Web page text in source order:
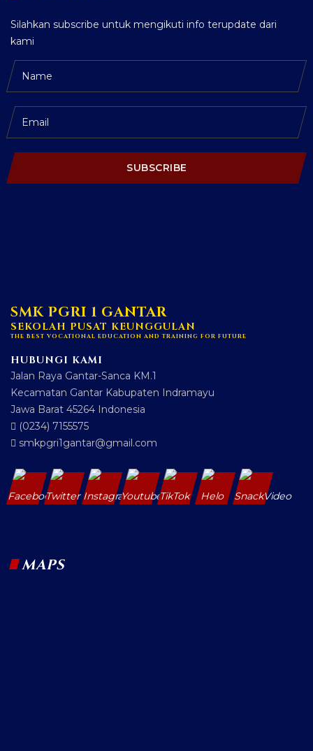
Silahkan subscribe untuk mengikuti info terupdate dari
kami
SUBSCRIBE
SMK PGRI 1 GANTAR
SEKOLAH PUSAT KEUNGGULAN
THE BEST VOCATIONAL EDUCATION AND TRAINING FOR FUTURE
HUBUNGI KAMI
Jalan Raya Gantar-Sanca KM.1
Kecamatan Gantar Kabupaten Indramayu
Jawa Barat 45264 Indonesia
(0234) 7155575
smkpgri1gantar@gmail.com
MAPS